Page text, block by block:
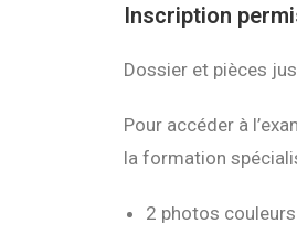
Inscription
Dossier et pièces
Pour accéder à
la formation
2 photos